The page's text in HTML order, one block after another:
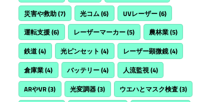
災害や救助(7) 光コム(6) UVレーザー(6)
運転支援(6) レーザーマーカー(5) 農林業(5)
鉄道(4) 光ピンセット (4) レーザー顕微鏡(4)
倉庫業(4) バッテリー(4) 人流監視(4)
ARやVR(3) 光変調器(3) ウエハとマスク検査(3)